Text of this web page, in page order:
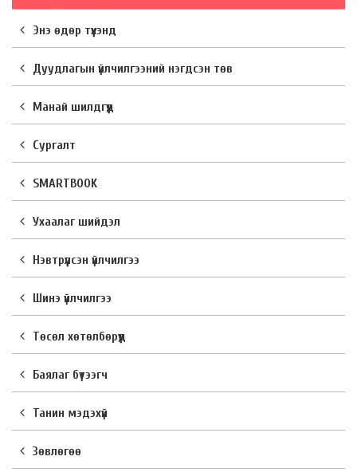
Энэ өдөр түүхэнд
Дуудлагын үйлчилгээний нэгдсэн төв
Манай шилдгүүд
Сургалт
SMARTBOOK
Ухаалаг шийдэл
Нэвтрүүлсэн үйлчилгээ
Шинэ үйлчилгээ
Төсөл хөтөлбөрүүд
Баялаг бүтээгч
Танин мэдэхүй
Зөвлөгөө